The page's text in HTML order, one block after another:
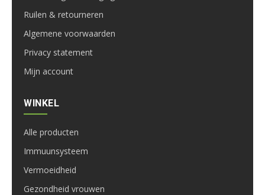
Ruilen & retourneren
Algemene voorwaarden
Privacy statement
Mijn account
WINKEL
Alle producten
Immuunsysteem
Vermoeidheid
Gezondheid vrouwen